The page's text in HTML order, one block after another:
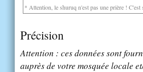
* Attention, le shuruq n'est pas une prière !
Précision
Attention : ces données sont
auprès de votre mosquée locale